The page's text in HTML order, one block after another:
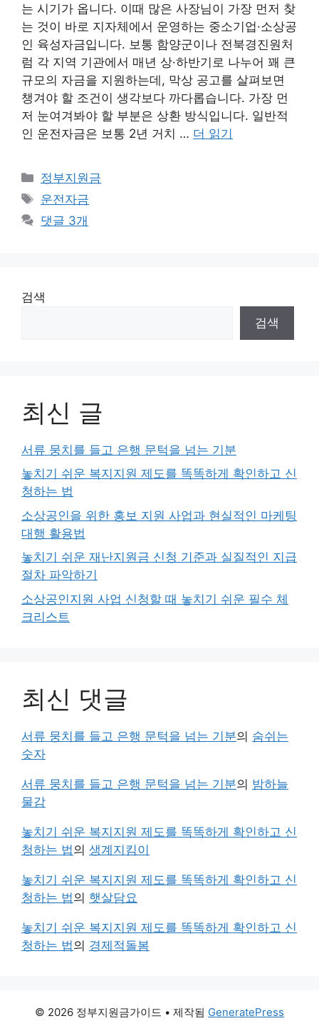
는 시기가 옵니다. 이때 많은 사장님이 가장 먼저 찾
는 것이 바로 지자체에서 운영하는 중소기업·소상공
인 육성자금입니다. 보통 함양군이나 전북경진원처
럼 각 지역 기관에서 매년 상·하반기로 나누어 꽤 큰
규모의 자금을 지원하는데, 막상 공고를 살펴보면
챙겨야 할 조건이 생각보다 까다롭습니다. 가장 먼
저 눈여겨봐야 할 부분은 상환 방식입니다. 일반적
인 운전자금은 보통 2년 거치 … 더 읽기
카
테
리
정부지원금
태
그
운전자금
댓글 3개
검색
검색
최신 글
서류 뭉치를 들고 은행 문턱을 넘는 기분
놓치기 쉬운 복지지원 제도를 똑똑하게 확인하고 신
청하는 법
소상공인을 위한 홍보 지원 사업과 현실적인 마케팅
대행 활용법
놓치기 쉬운 재난지원금 신청 기준과 실질적인 지급
절차 파악하기
소상공인지원 사업 신청할 때 놓치기 쉬운 필수 체
크리스트
최신 댓글
서류 뭉치를 들고 은행 문턱을 넘는 기분의 숨쉬는
숫자
서류 뭉치를 들고 은행 문턱을 넘는 기분의 밤하늘
물감
놓치기 쉬운 복지지원 제도를 똑똑하게 확인하고 신
청하는 법의 생계지킴이
놓치기 쉬운 복지지원 제도를 똑똑하게 확인하고 신
청하는 법의 햇살담요
놓치기 쉬운 복지지원 제도를 똑똑하게 확인하고 신
청하는 법의 경제적돌봄
© 2026 정부지원금가이드 • 제작됨 GeneratePress